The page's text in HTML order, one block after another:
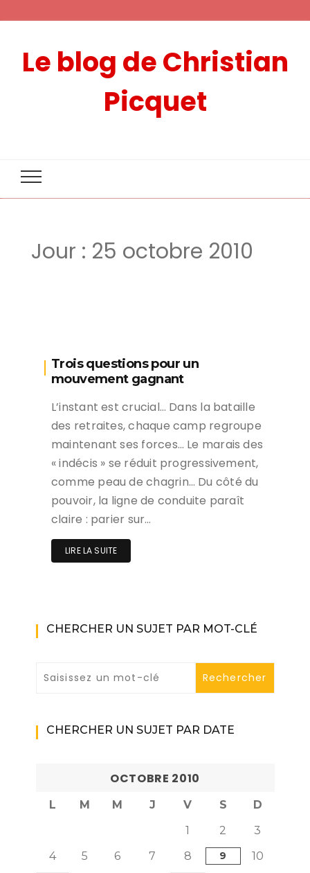
Le blog de Christian
Picquet
Jour : 25 octobre 2010
Trois questions pour un
mouvement gagnant
L’instant est crucial… Dans la bataille
des retraites, chaque camp regroupe
maintenant ses forces… Le marais des
« indécis » se réduit progressivement,
comme peau de chagrin… Du côté du
pouvoir, la ligne de conduite paraît
claire : parier sur…
LIRE LA SUITE
CHERCHER UN SUJET PAR MOT-CLÉ
CHERCHER UN SUJET PAR DATE
OCTOBRE 2010
L M M J V S
D
1
2
3
4
5 6 7 8 9 10